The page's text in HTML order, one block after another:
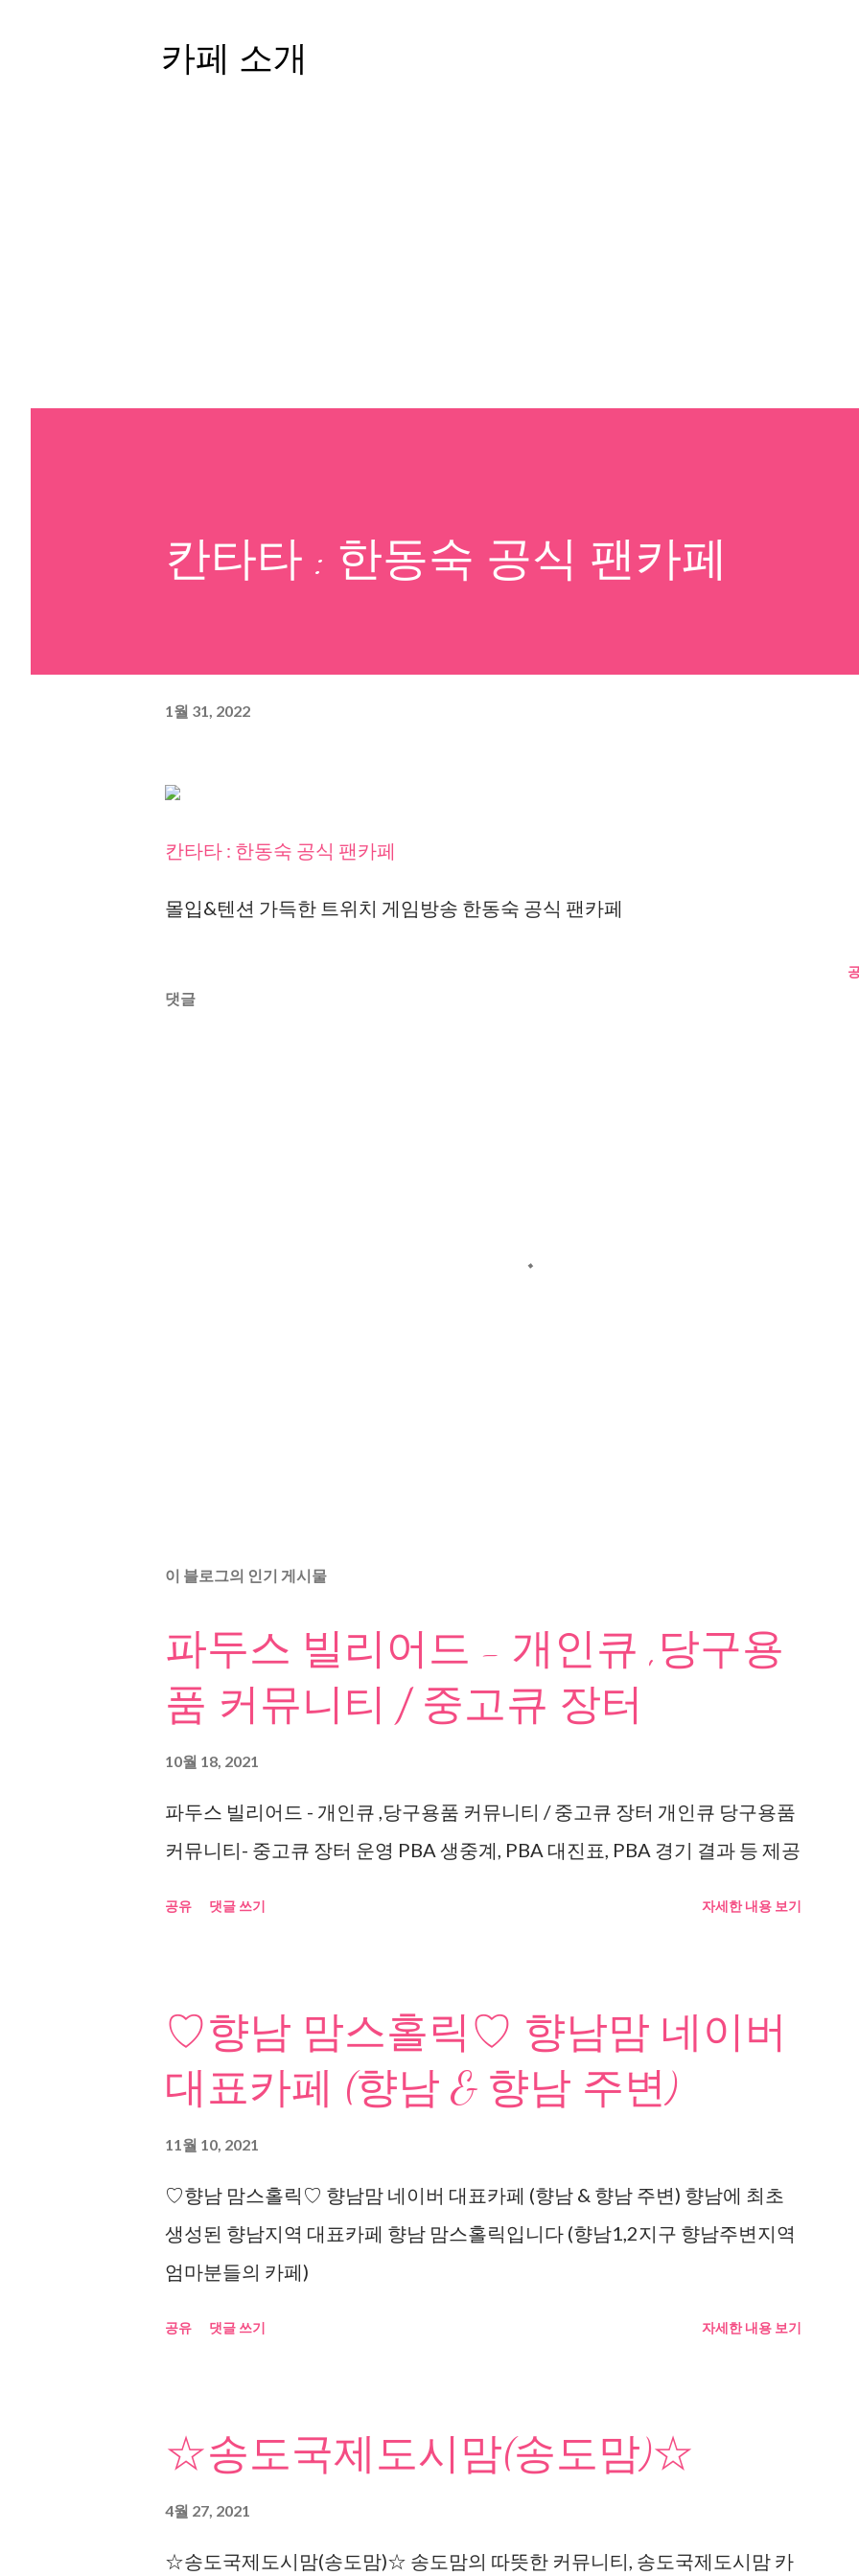
카페 소개
칸타타 : 한동숙 공식 팬카페
1월 31, 2022
칸타타 : 한동숙 공식 팬카페
몰입&텐션 가득한 트위치 게임방송 한동숙 공식 팬카페
댓글
이 블로그의 인기 게시물
파두스 빌리어드 - 개인큐 ,당구용
품 커뮤니티 / 중고큐 장터
10월 18, 2021
파두스 빌리어드 - 개인큐 ,당구용품 커뮤니티 / 중고큐 장터 개인큐 당구용품
커뮤니티- 중고큐 장터 운영 PBA 생중계, PBA 대진표, PBA 경기 결과 등 제공
공유 댓글 쓰기 자세한 내용 보기
♡향남 맘스홀릭♡ 향남맘 네이버
대표카페 (향남 & 향남 주변)
11월 10, 2021
♡향남 맘스홀릭♡ 향남맘 네이버 대표카페 (향남 & 향남 주변) 향남에 최초
생성된 향남지역 대표카페 향남 맘스홀릭입니다 (향남1,2지구 향남주변지역
엄마분들의 카페)
공유 댓글 쓰기 자세한 내용 보기
☆송도국제도시맘(송도맘)☆
4월 27, 2021
☆송도국제도시맘(송도맘)☆ 송도맘의 따뜻한 커뮤니티, 송도국제도시맘 카